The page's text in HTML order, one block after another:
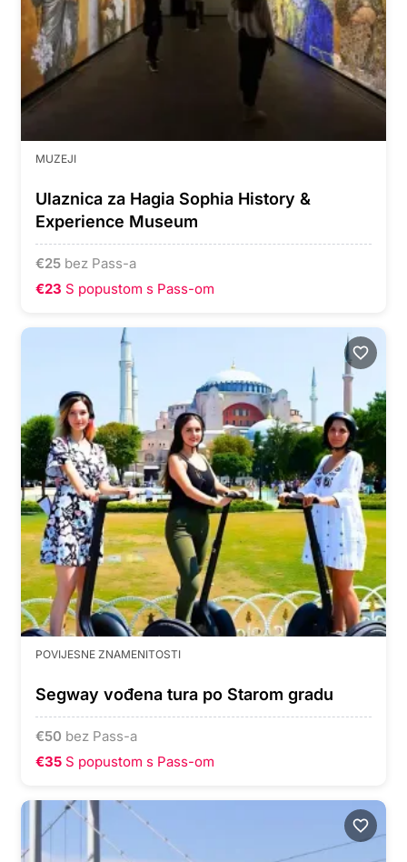
MUZEJI
Ulaznica za Hagia Sophia History &
Experience Museum
€25 bez Pass-a
€23 S popustom s Pass-om
POVIJESNE ZNAMENITOSTI
Segway vođena tura po Starom gradu
€50 bez Pass-a
€35 S popustom s Pass-om